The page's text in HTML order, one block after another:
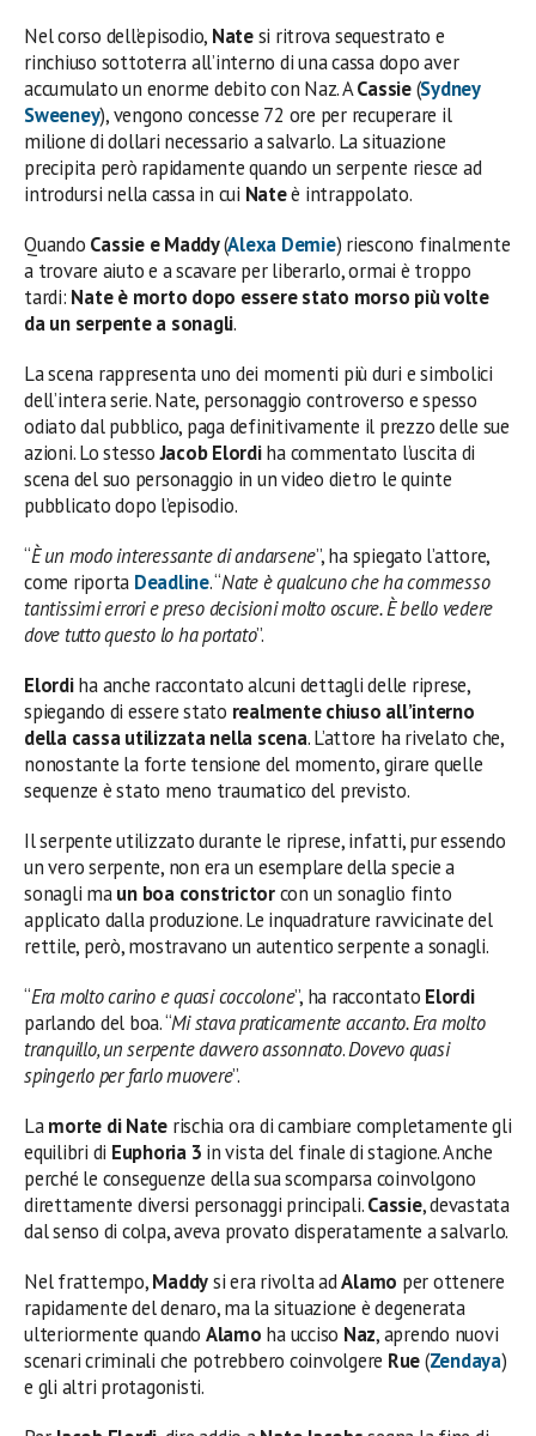
Nel corso dell’episodio, Natesi ritrova sequestrato e
rinchiuso sottoterra all’interno di una cassa dopo aver
accumulato un enorme debito con Naz. ACassie(Sydney
Sweeney), vengono concesse 72 ore per recuperare il
milione di dollari necessario a salvarlo. La situazione
precipita però rapidamente quando un serpente riesce ad
introdursi nella cassa in cui Nateè intrappolato.
Quando Cassie e Maddy(Alexa Demie) riescono finalmente
a trovare aiuto e a scavare per liberarlo, ormai è troppo
tardi: Nate è morto dopo essere stato morso più volte
da un serpente a sonagli.
La scena rappresenta uno dei momenti più duri e simbolici
dell’intera serie. Nate, personaggio controverso e spesso
odiato dal pubblico, paga definitivamente il prezzo delle sue
azioni. Lo stessoJacob Elordiha commentato l’uscita di
scena del suo personaggio in un video dietro le quinte
pubblicato dopo l’episodio.
“È un modo interessante di andarsene”, ha spiegato l’attore,
come riporta Deadline. “Nate è qualcuno che ha commesso
tantissimi errori e preso decisioni molto oscure. È bello vedere
dove tutto questo lo ha portato”.
Elordiha anche raccontato alcuni dettagli delle riprese,
spiegando di essere stato realmente chiuso all’interno
della cassa utilizzata nella scena. L’attore ha rivelato che,
nonostante la forte tensione del momento, girare quelle
sequenze è stato meno traumatico del previsto.
Il serpente utilizzato durante le riprese, infatti, pur essendo
un vero serpente, non era un esemplare della specie a
sonagli maun boa constrictorcon un sonaglio finto
applicato dalla produzione. Le inquadrature ravvicinate del
rettile, però, mostravano un autentico serpente a sonagli.
“Era molto carino e quasi coccolone”, ha raccontato Elordi
parlando del boa. “Mi stava praticamente accanto. Era molto
tranquillo, un serpente davvero assonnato.Dovevo quasi
spingerlo per farlo muovere”.
Lamorte di Nate rischia ora di cambiare completamente gli
equilibri di Euphoria 3 in vista del finale di stagione. Anche
perché le conseguenze della sua scomparsa coinvolgono
direttamente diversi personaggi principali.Cassie, devastata
dal senso di colpa, aveva provato disperatamente a salvarlo.
Nel frattempo,Maddysi era rivolta adAlamo per ottenere
rapidamente del denaro, ma la situazione è degenerata
ulteriormente quando Alamo ha ucciso Naz, aprendo nuovi
scenari criminali che potrebbero coinvolgere Rue(Zendaya)
e gli altri protagonisti.